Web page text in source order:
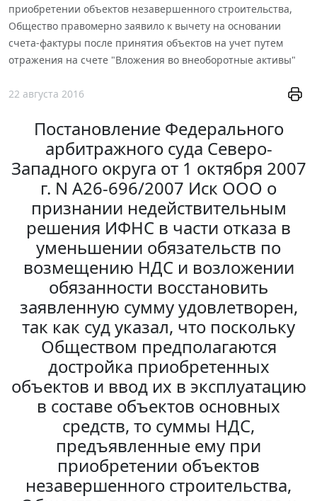
приобретении объектов незавершенного строительства,
Общество правомерно заявило к вычету на основании
счета-фактуры после принятия объектов на учет путем
отражения на счете "Вложения во внеоборотные активы"
22 августа 2016
Постановление Федерального
арбитражного суда Северо-
Западного округа от 1 октября 2007
г. N А26-696/2007 Иск ООО о
признании недействительным
решения ИФНС в части отказа в
уменьшении обязательств по
возмещению НДС и возложении
обязанности восстановить
заявленную сумму удовлетворен,
так как суд указал, что поскольку
Обществом предполагаются
достройка приобретенных
объектов и ввод их в эксплуатацию
в составе объектов основных
средств, то суммы НДС,
предъявленные ему при
приобретении объектов
незавершенного строительства,